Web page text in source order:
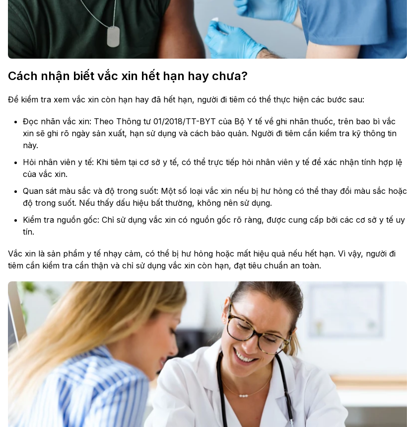
Cách nhận biết vắc xin hết hạn hay chưa?
Để kiểm tra xem vắc xin còn hạn hay đã hết hạn, người đi tiêm có thể thực hiện các bước sau:
Đọc nhãn vắc xin: Theo Thông tư 01/2018/TT-BYT của Bộ Y tế về ghi nhãn thuốc, trên bao bì vắc
xin sẽ ghi rõ ngày sản xuất, hạn sử dụng và cách bảo quản. Người đi tiêm cần kiểm tra kỹ thông tin
này.
Hỏi nhân viên y tế: Khi tiêm tại cơ sở y tế, có thể trực tiếp hỏi nhân viên y tế để xác nhận tính hợp lệ
của vắc xin.
Quan sát màu sắc và độ trong suốt: Một số loại vắc xin nếu bị hư hỏng có thể thay đổi màu sắc hoặc
độ trong suốt. Nếu thấy dấu hiệu bất thường, không nên sử dụng.
Kiểm tra nguồn gốc: Chỉ sử dụng vắc xin có nguồn gốc rõ ràng, được cung cấp bởi các cơ sở y tế uy
tín.
Vắc xin là sản phẩm y tế nhạy cảm, có thể bị hư hỏng hoặc mất hiệu quả nếu hết hạn. Vì vậy, người đi
tiêm cần kiểm tra cẩn thận và chỉ sử dụng vắc xin còn hạn, đạt tiêu chuẩn an toàn.